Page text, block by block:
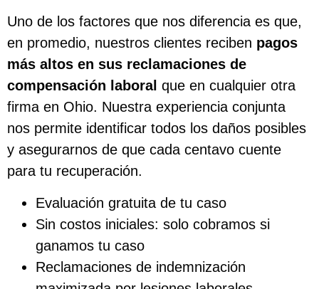
Uno de los factores que nos diferencia es que,
en promedio, nuestros clientes reciben pagos
más altos en sus reclamaciones de
compensación laboral que en cualquier otra
firma en Ohio. Nuestra experiencia conjunta
nos permite identificar todos los daños posibles
y asegurarnos de que cada centavo cuente
para tu recuperación.
Evaluación gratuita de tu caso
Sin costos iniciales: solo cobramos si
ganamos tu caso
Reclamaciones de indemnización